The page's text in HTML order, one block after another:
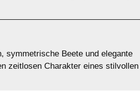
symmetrische Beete und elegante
zeitlosen Charakter eines stilvollen